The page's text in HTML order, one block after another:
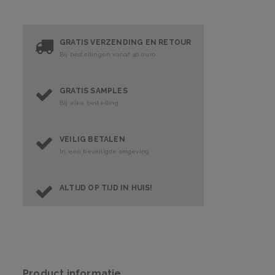
GRATIS VERZENDING EN RETOUR
Bij bestellingen vanaf 40 euro
GRATIS SAMPLES
Bij elke bestelling
VEILIG BETALEN
In een beveiligde omgeving
ALTIJD OP TIJD IN HUIS!